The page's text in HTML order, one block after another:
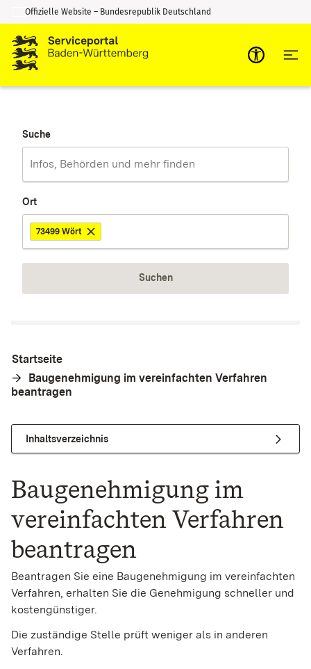
Zum Inhalt springen
Zur Suche springen
Offizielle Website – Bundesrepublik Deutschland
Suche
Ort
73499 Wört
Suchen
Startseite
Baugenehmigung im vereinfachten Verfahren
beantragen
Inhaltsverzeichnis
Baugenehmigung im
vereinfachten Verfahren
beantragen
Beantragen Sie eine Baugenehmigung im vereinfachten
Verfahren, erhalten Sie die Genehmigung schneller und
kostengünstiger.
Die zuständige Stelle prüft weniger als in anderen
Verfahren.